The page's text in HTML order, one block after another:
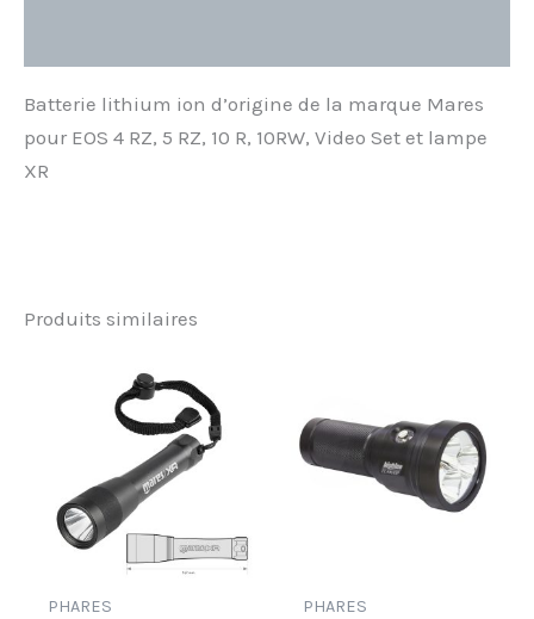
Batterie lithium ion d’origine de la marque Mares
pour EOS 4 RZ, 5 RZ, 10 R, 10RW, Video Set et lampe
XR
Produits similaires
PHARES PHARES